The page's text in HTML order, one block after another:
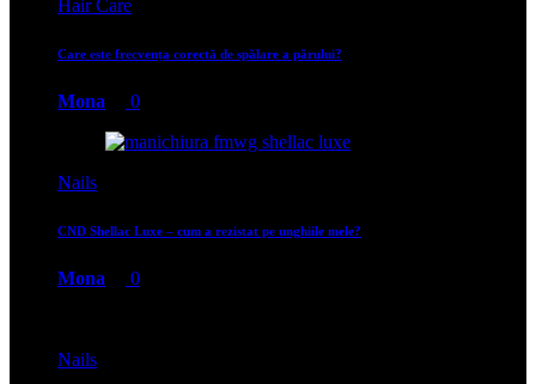
Hair Care
Care este frecvența corectă de spălare a părului?
Mona 0
Nails
CND Shellac Luxe – cum a rezistat pe unghiile mele?
Mona 0
Nails